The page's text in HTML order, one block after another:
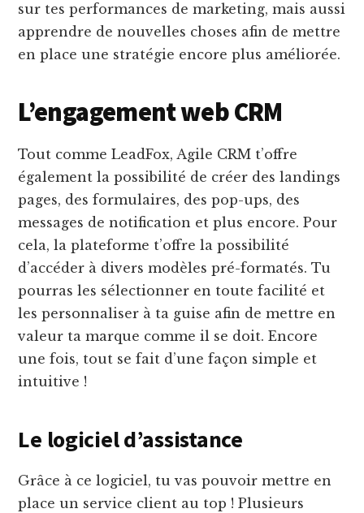
sur tes performances de marketing, mais aussi
apprendre de nouvelles choses afin de mettre
en place une stratégie encore plus améliorée.
L’engagement web CRM
Tout comme LeadFox, Agile CRM t’offre
également la possibilité de créer des landings
pages, des formulaires, des pop-ups, des
messages de notification et plus encore. Pour
cela, la plateforme t’offre la possibilité
d’accéder à divers modèles pré-formatés. Tu
pourras les sélectionner en toute facilité et
les personnaliser à ta guise afin de mettre en
valeur ta marque comme il se doit. Encore
une fois, tout se fait d’une façon simple et
intuitive !
Le logiciel d’assistance
Grâce à ce logiciel, tu vas pouvoir mettre en
place un service client au top ! Plusieurs